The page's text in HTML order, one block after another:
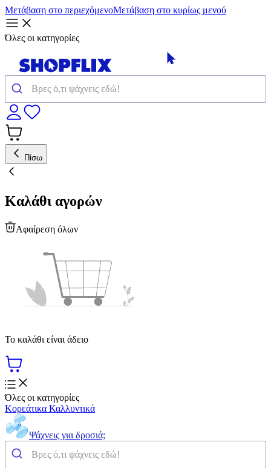
Μετάβαση στο περιεχόμενοΜετάβαση στο κυρίως μενού
Όλες οι κατηγορίες
Πίσω
Καλάθι αγορών
Αφαίρεση όλων
Το καλάθι είναι άδειο
Όλες οι κατηγορίες
Κορεάτικα Καλλυντικά
Ψάχνεις για δροσιά;